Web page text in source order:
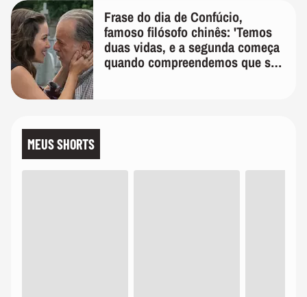
Frase do dia de Confúcio,
famoso filósofo chinês: 'Temos
duas vidas, e a segunda começa
quando compreendemos que só
MEUS SHORTS